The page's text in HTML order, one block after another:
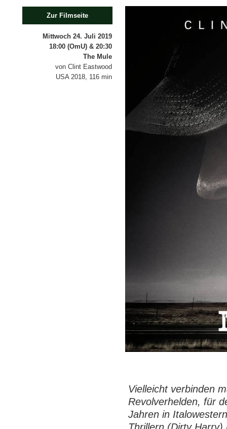
Zur Filmseite
Mittwoch 24. Juli 2019
18:00 (OmU) & 20:30
The Mule
von Clint Eastwood
USA 2018, 116 min
Vielleicht verbinden
Revolverhelden, für
Jahren in